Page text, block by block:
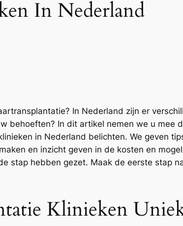
In Nederland
In Nederland zijn er
behoeften? In dit artikel nemen we u mee
in Nederland belichten. We geven
en inzicht geven in de kosten en
stap hebben gezet. Maak de eerste stap
Klinieken